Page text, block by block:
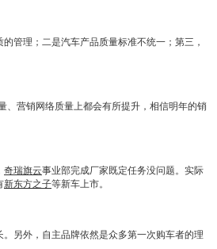
管理；二是汽车产品质量标准不统一；第三，
、 营销网络质量上都会有所提升，相信明年的销
奇瑞旗云事业部完成厂家既定任务没问题。实际
新东方之子等新车上市。
另外，自主品牌依然是众多第一次购车者的理